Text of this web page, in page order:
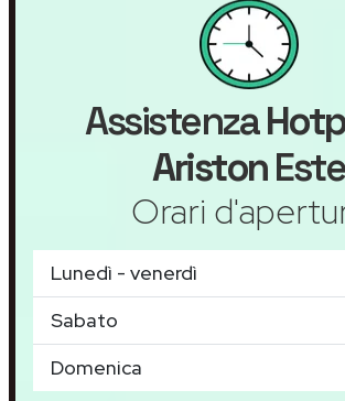
Assistenza
AristonEste
Orari
Lunedì - venerdì
Sabato
Domenica